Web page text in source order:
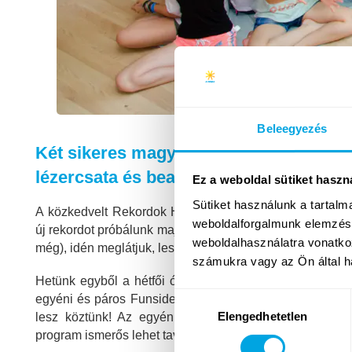
Beleegyezés
Ez a weboldal sütiket
Sütiket használunk a
weboldalforgalmunk
weboldalhasználatra
számukra vagy az Ön által
Hozzájárulás
kiválasztásaElengedhetetlen
Két sikeres magyar rekord után idén
lézercsata és beach party is a 4. héten!
A közkedvelt Rekordok Hete ezúttal is a negyedik
új rekordot próbálunk majd megdönteni! Táborozóink
még), idén meglátjuk, lesz-e belőle harmadik! Hogy mi
Hetünk egyből a hétfői órák után a Világrekordok
egyéni és páros Funside rekordok megdöntését is. Ez
lesz köztünk! Az egyéni rekordok mellett, atavalyi
program ismerős lehet tavalyról, azonban tartogat majd